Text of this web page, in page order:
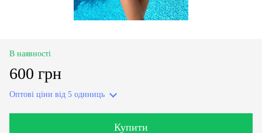
В наявності
600 грн
Оптові ціни від 5 одиниць
Купити